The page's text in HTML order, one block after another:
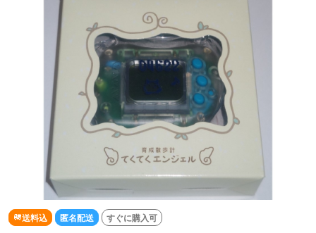
送料込 匿名配送 すぐに購入可